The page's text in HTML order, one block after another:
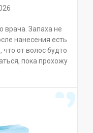
врача. Запаха не
нанесения есть
от волос будто
пока прохожу